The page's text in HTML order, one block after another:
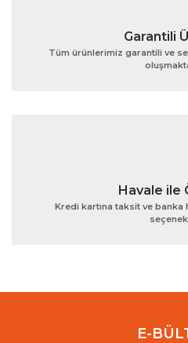
Garantili
Tüm ürünlerimiz garantili ve
Havale ile
Kredi kartına taksit ve
E-